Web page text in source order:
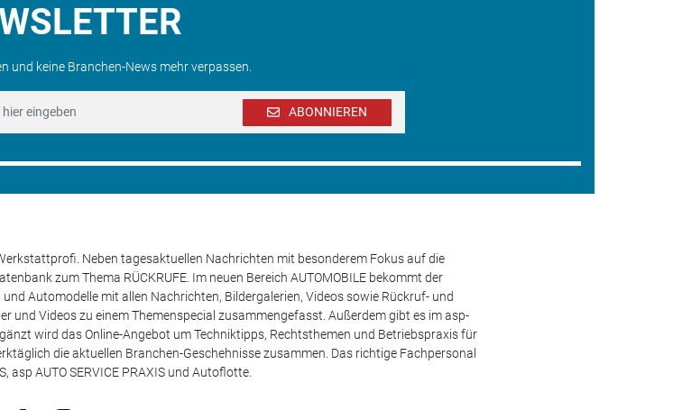
und keine Branchen-News mehr verpassen.
ABONNIEREN
Neben tagesaktuellen Nachrichten mit besonderem Fokus auf die
zum Thema RÜCKRUFE. Im neuen Bereich AUTOMOBILE bekommt der
Automodelle mit allen Nachrichten, Bildergalerien, Videos sowie Rückruf- und
und Videos zu einem Themenspecial zusammengefasst. Außerdem gibt es im asp-
wird das Online-Angebot um Techniktipps, Rechtsthemen und Betriebspraxis für
die aktuellen Branchen-Geschehnisse zusammen. Das richtige Fachpersonal
AUTO SERVICE PRAXIS und Autoflotte.